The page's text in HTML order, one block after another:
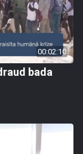
00:02:10
bada